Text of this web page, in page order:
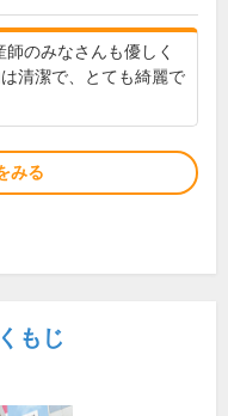
のみなさんも優しく
清潔で、とても綺麗で
みる
もじ